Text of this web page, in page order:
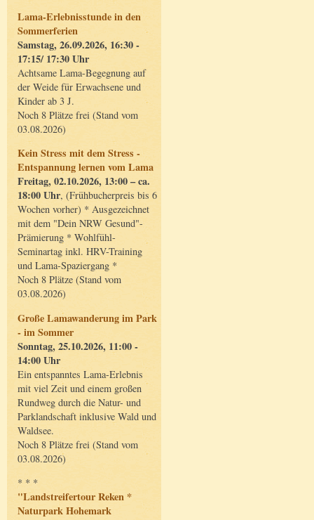
Lama-Erlebnisstunde in den
Sommerferien
Samstag, 26.09.2026, 16:30 -
17:15/ 17:30 Uhr
Achtsame Lama-Begegnung auf
der Weide für Erwachsene und
Kinder ab 3 J.
Noch 8 Plätze frei (Stand vom
03.08.2026)
Kein Stress mit dem Stress -
Entspannung lernen vom Lama
Freitag, 02.10.2026, 13:00 – ca.
18:00 Uhr, (Frühbucherpreis bis 6
Wochen vorher) * Ausgezeichnet
mit dem "Dein NRW Gesund"-
Prämierung * Wohlfühl-
Seminartag inkl. HRV-Training
und Lama-Spaziergang *
Noch 8 Plätze (Stand vom
03.08.2026)
Große Lamawanderung im Park
- im Sommer
Sonntag, 25.10.2026, 11:00 -
14:00 Uhr
Ein entspanntes Lama-Erlebnis
mit viel Zeit und einem großen
Rundweg durch die Natur- und
Parklandschaft inklusive Wald und
Waldsee.
Noch 8 Plätze frei (Stand vom
03.08.2026)
* * *
"Landstreifertour Reken *
Naturpark Hohemark